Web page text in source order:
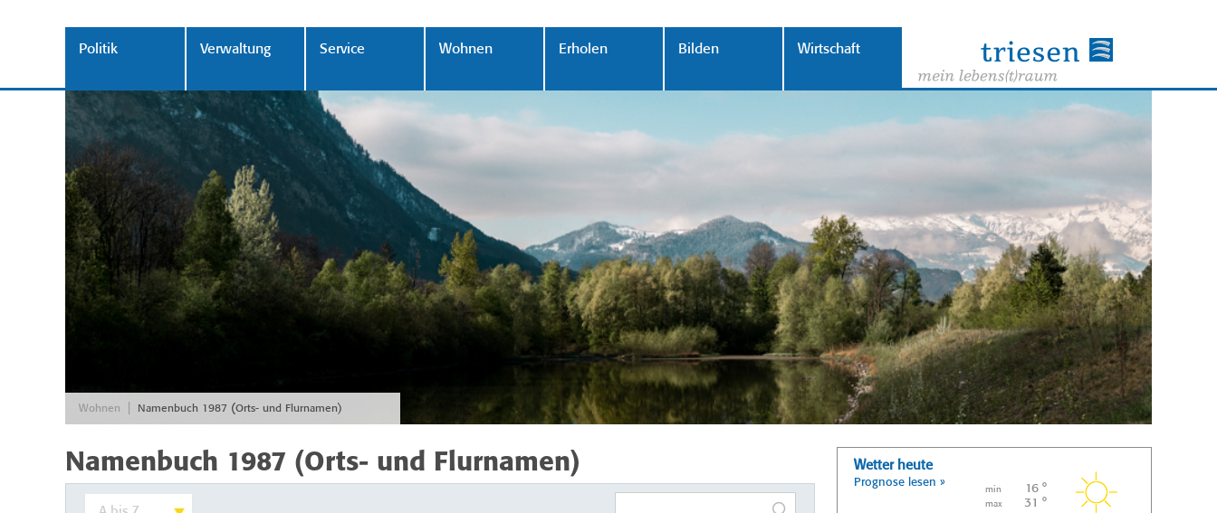
Politik Verwaltung Service Wohnen Erholen Bilden Wirtschaft
Wohnen Namenbuch 1987 (Orts- und Flurnamen)
Namenbuch 1987 (Orts- und Flurnamen) Wetter heute
Prognose lesen »
min 16 °
max 31 °